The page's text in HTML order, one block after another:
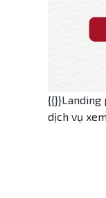
{{}}Landing
dịch vụ